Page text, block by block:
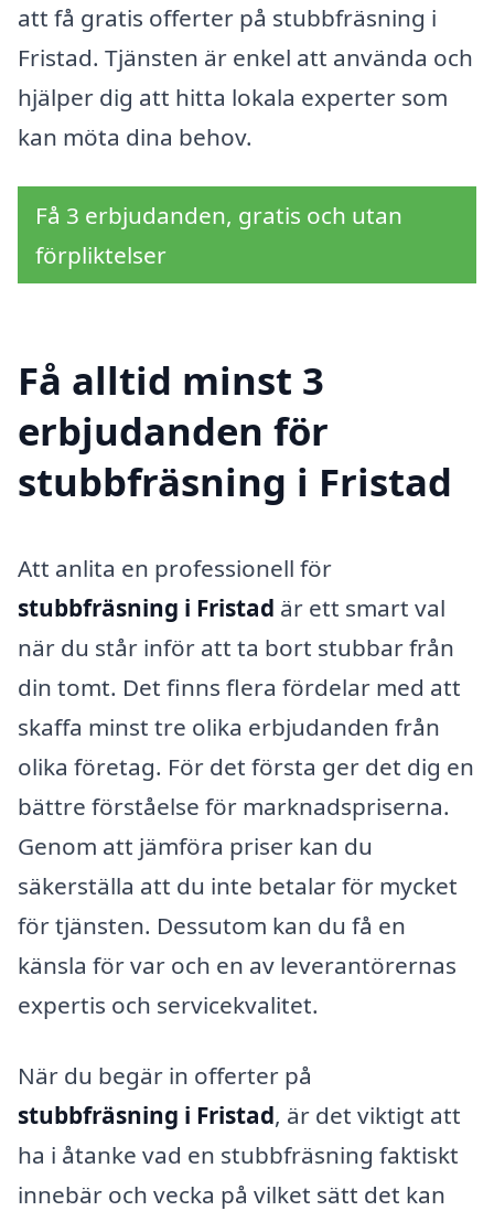
att få gratis offerter på stubbfräsning i
Fristad. Tjänsten är enkel att använda och
hjälper dig att hitta lokala experter som
kan möta dina behov.
Få 3 erbjudanden, gratis och utan
förpliktelser
Få alltid minst 3
erbjudanden för
stubbfräsning i Fristad
Att anlita en professionell för
stubbfräsning i Fristad är ett smart val
när du står inför att ta bort stubbar från
din tomt. Det finns flera fördelar med att
skaffa minst tre olika erbjudanden från
olika företag. För det första ger det dig en
bättre förståelse för marknadspriserna.
Genom att jämföra priser kan du
säkerställa att du inte betalar för mycket
för tjänsten. Dessutom kan du få en
känsla för var och en av leverantörernas
expertis och servicekvalitet.
När du begär in offerter på
stubbfräsning i Fristad, är det viktigt att
ha i åtanke vad en stubbfräsning faktiskt
innebär och vecka på vilket sätt det kan